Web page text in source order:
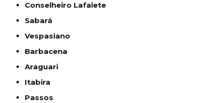
Conselheiro Lafaiete
Sabará
Vespasiano
Barbacena
Araguari
Itabira
Passos